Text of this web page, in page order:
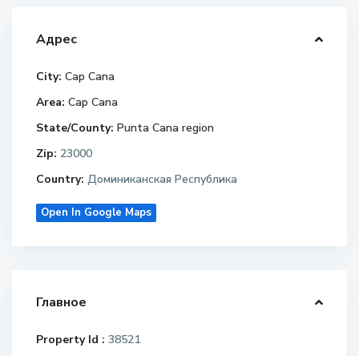
Адрес
City: Cap Cana
Area: Cap Cana
State/County: Punta Cana region
Zip: 23000
Country: Доминиканская Республика
Open In Google Maps
Главное
Property Id : 38521